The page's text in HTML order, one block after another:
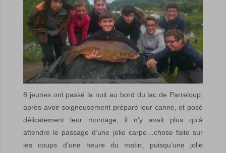
8 jeunes ont passé la nuit au bord du lac de Parreloup;
après avoir soigneusement préparé leur canne, et posé
délicatement leur montage, il n’y avait plus qu’à
attendre le passage d’une jolie carpe…chose faite sur
les coups d’une heure du matin, puisqu’une jolie